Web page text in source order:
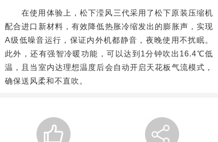
在使用体验上，松下滢风三代采用了松下原装压缩机
配合进口新材料，有效降低热胀冷缩发出的膨胀声，实现
A级低噪音运行，保证内外机都静音，夜晚使用不扰眠。
此外，还有强智冷暖功能，可以达到1分钟吹出16.4℃低
温，且当室内达理想温度后会自动开启天花板气流模式，
确保送风柔和不直吹。